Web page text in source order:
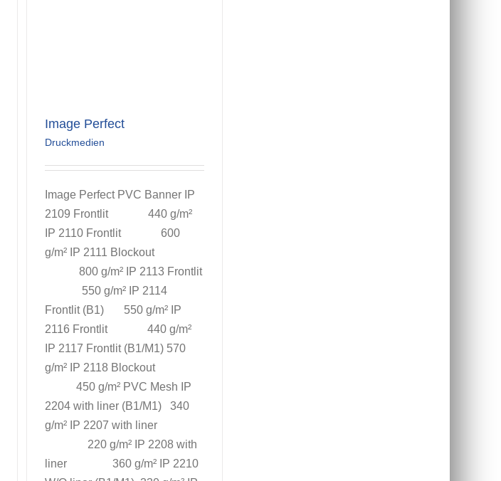
Image Perfect
Druckmedien
Image Perfect PVC Banner IP
2109 Frontlit 440 g/m²
IP 2110 Frontlit 600
g/m² IP 2111 Blockout
800 g/m² IP 2113 Frontlit
550 g/m² IP 2114
Frontlit (B1) 550 g/m² IP
2116 Frontlit 440 g/m²
IP 2117 Frontlit (B1/M1) 570
g/m² IP 2118 Blockout
450 g/m² PVC Mesh IP
2204 with liner (B1/M1) 340
g/m² IP 2207 with liner
220 g/m² IP 2208 with
liner 360 g/m² IP 2210